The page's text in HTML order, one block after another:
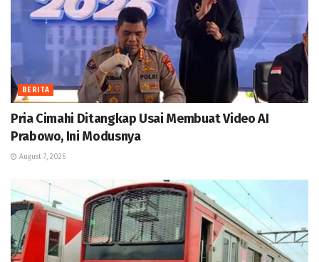
BERITA
Pria Cimahi Ditangkap Usai Membuat Video AI
Prabowo, Ini Modusnya
August 7, 2026